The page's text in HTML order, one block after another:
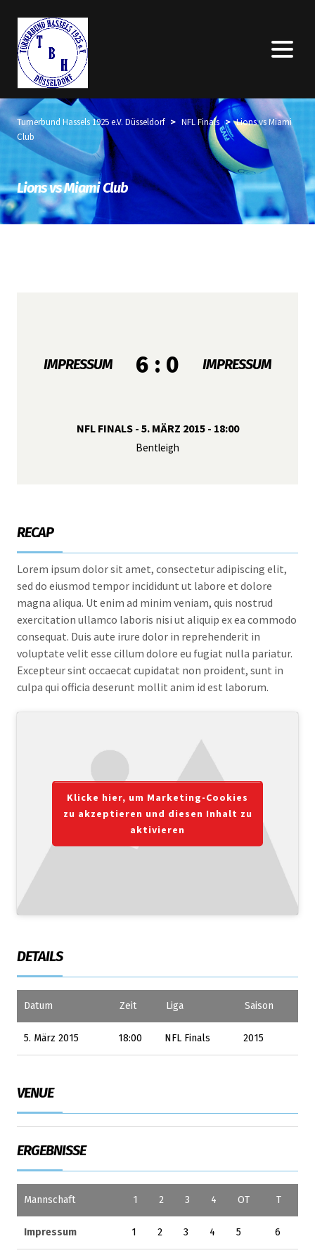
Turnerbund Hassels 1925 e.V. Düsseldorf > NFL Finals > Lions vs Miami
Club
Lions vs Miami Club
IMPRESSUM 6 : 0 IMPRESSUM
NFL FINALS - 5. MÄRZ 2015 - 18:00
Bentleigh
RECAP
Lorem ipsum dolor sit amet, consectetur adipiscing elit,
sed do eiusmod tempor incididunt ut labore et dolore
magna aliqua. Ut enim ad minim veniam, quis nostrud
exercitation ullamco laboris nisi ut aliquip ex ea commodo
consequat. Duis aute irure dolor in reprehenderit in
voluptate velit esse cillum dolore eu fugiat nulla pariatur.
Excepteur sint occaecat cupidatat non proident, sunt in
culpa qui officia deserunt mollit anim id est laborum.
Klicke hier, um Marketing-Cookies
zu akzeptieren und diesen Inhalt zu
aktivieren
DETAILS
Datum Zeit Liga Saison
5. März 2015 18:00 NFL Finals 2015
VENUE
ERGEBNISSE
Mannschaft 1 2 3 4 OT T
Impressum 1 2 3 4 5 6